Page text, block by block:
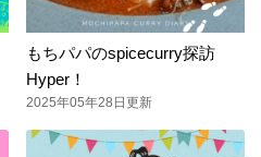
もちパパのspicecurry探訪
Hyper！
2025年05年28日更新